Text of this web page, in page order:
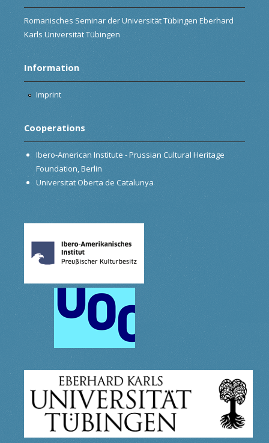
Romanisches Seminar der Universität Tübingen Eberhard
Karls Universität Tübingen
Information
Imprint
Cooperations
Ibero-American Institute - Prussian Cultural Heritage
Foundation, Berlin
Universitat Oberta de Catalunya